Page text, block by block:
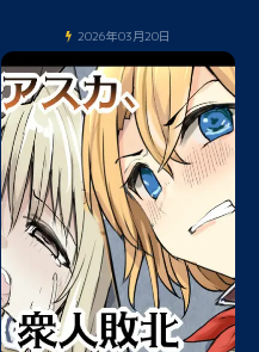
2026年03月20日